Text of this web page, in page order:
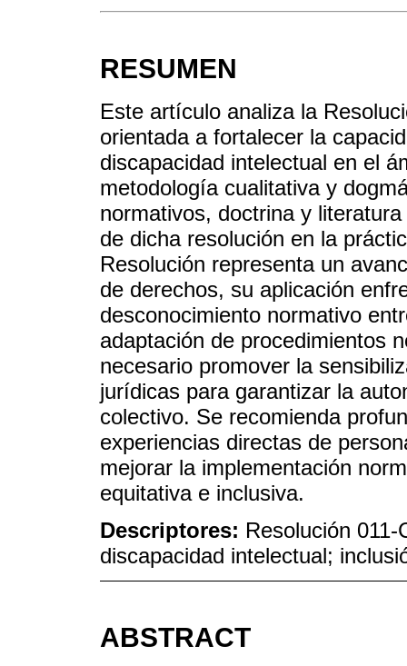
RESUMEN
Este artículo analiza la
orientada a fortalecer la
discapacidad intelectual en el
metodología cualitativa y
normativos, doctrina y
de dicha resolución en la
Resolución representa un
de derechos, su aplicación
desconocimiento normativo
adaptación de procedimientos
necesario promover la
jurídicas para garantizar la
colectivo. Se recomienda
experiencias directas de
mejorar la implementación
equitativa e inclusiva.
Descriptores: Resolución
discapacidad intelectual;
ABSTRACT